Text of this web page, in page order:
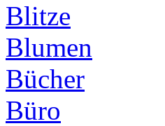
Blitze
Blumen
Bücher
Büro